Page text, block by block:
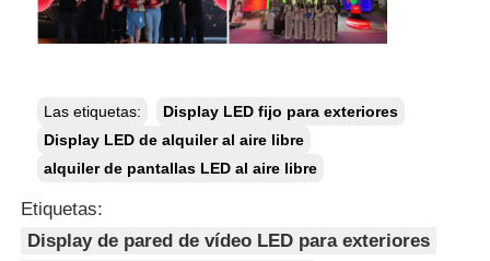
Las etiquetas:
Display LED fijo para exteriores
Display LED de alquiler al aire libre
alquiler de pantallas LED al aire libre
Etiquetas:
Display de pared de vídeo LED para exteriores